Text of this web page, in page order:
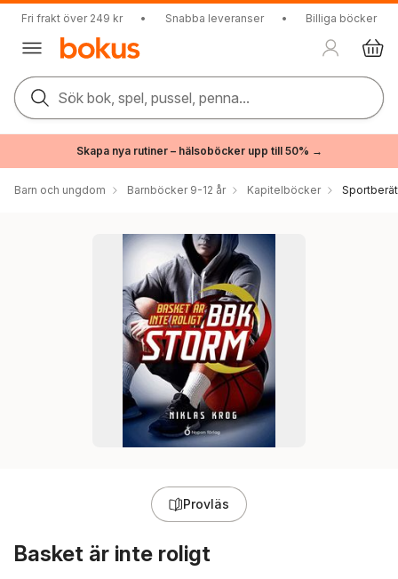
Fri frakt över 249 kr • Snabba leveranser • Billiga böcker
Sök bok, spel, pussel, penna...
Skapa nya rutiner – hälsoböcker upp till 50% →
Barn och ungdom Barnböcker 9-12 år Kapitelböcker
Provläs
Basket är inte roligt